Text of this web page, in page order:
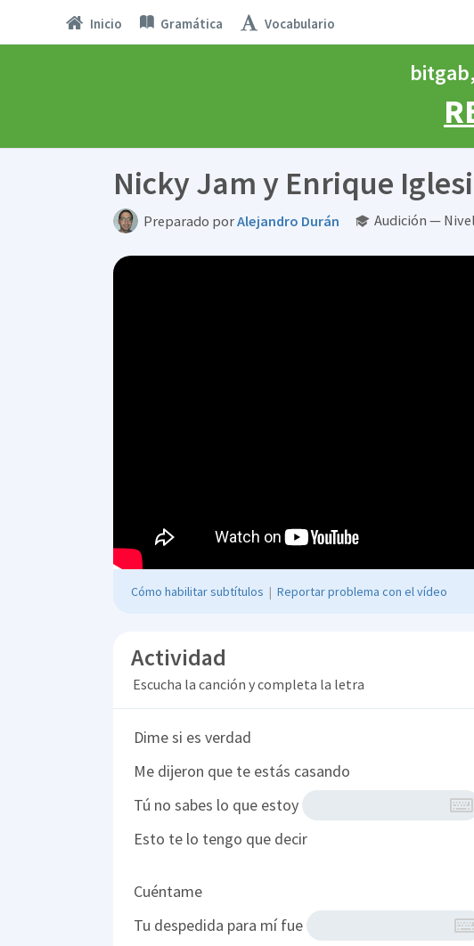
Inicio Gramática Vocabulario
Nicky Jam y Enrique
Preparado porAlejandro Durán Audición —
Cómo habilitar subtítulos | Reportar problema con el vídeo
Actividad
Escucha la canción y completa la letra
Dime si es verdad
Me dijeron que te estás casando
Tú no sabes lo que estoy
Esto te lo tengo que decir
Cuéntame
Tu despedida para mí fue